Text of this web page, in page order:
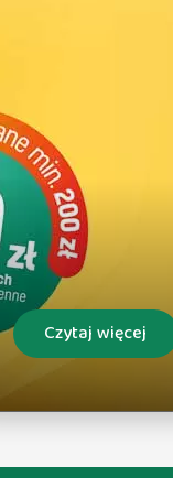
Czytaj więcej